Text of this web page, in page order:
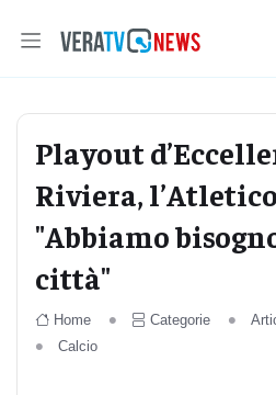
Playout
Riviera,
"Abbiamo
città"
Home Categorie
Calcio